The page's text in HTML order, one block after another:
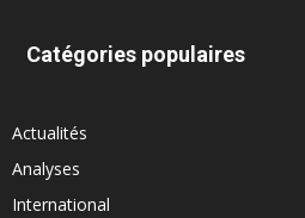
Catégories populaires
Actualités
Analyses
International